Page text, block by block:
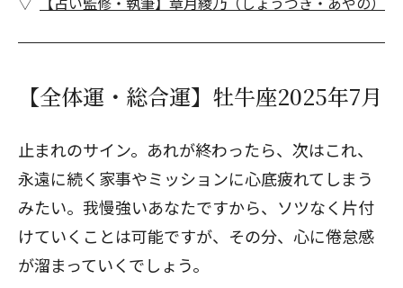
【全体運・総合運】牡牛座2025年7月
止まれのサイン。あれが終わったら、次はこれ、
永遠に続く家事やミッションに心底疲れてしまう
みたい。我慢強いあなたですから、ソツなく片付
けていくことは可能ですが、その分、心に倦怠感
が溜まっていくでしょう。